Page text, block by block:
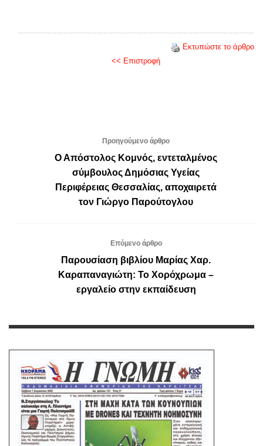
Εκτυπώστε το άρθρο
<< Επιστροφή
Προηγούμενο άρθρο
Ο Απόστολος Κομνός, εντεταλμένος
σύμβουλος Δημόσιας Υγείας
Περιφέρειας Θεσσαλίας, αποχαιρετά
τον Γιώργο Παρούτογλου
Επόμενο άρθρο
Παρουσίαση βιβλίου Μαρίας Χαρ.
Καραπαναγιώτη: Το Χορόχρωμα –
εργαλείο στην εκπαίδευση